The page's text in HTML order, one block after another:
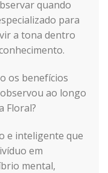
quando
para
a tona dentro
os benefícios
ao longo
Floral?
e inteligente que
em
mental,